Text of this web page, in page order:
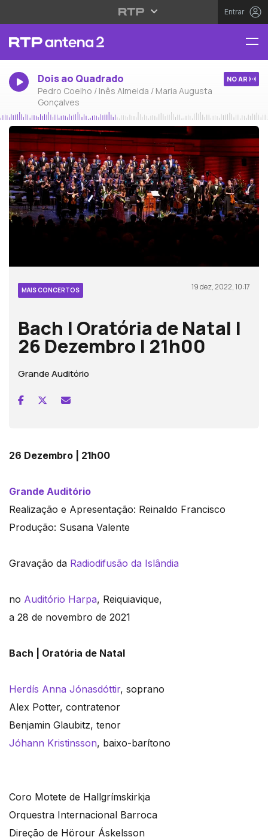
Entrar
Dois ao Quadrado
Pedro Coelho / Inês Almeida / Maria Augusta
Gonçalves
NO AR
MAIS CONCERTOS 19 dez, 2022, 10:17
Bach | Oratória de Natal |
26 Dezembro | 21h00
Grande Auditório
26 Dezembro | 21h00
Grande Auditório
Realização e Apresentação: Reinaldo Francisco
Produção: Susana Valente
Gravação da Radiodifusão da Islândia
no Auditório Harpa, Reiquiavique,
a 28 de novembro de 2021
Bach | Oratória de Natal
Herdís Anna Jónasdóttir, soprano
Alex Potter, contratenor
Benjamin Glaubitz, tenor
Jóhann Kristinsson, baixo-barítono
Coro Motete de Hallgrímskirkja
Orquestra Internacional Barroca
Direção de Hörour Áskelsson